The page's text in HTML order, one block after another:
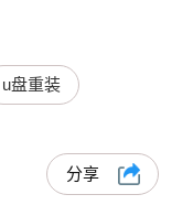
u盘重装
分享